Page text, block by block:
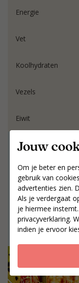
Jouw
Om je beter en
gebruik van
advertenties zien.
Als je verdergaat
je hiermee
privacyverklaring.
indien je ervoor
Energie
Vet
Koolhydraten
Vezels
Eiwit
Samen
resultaat
Samen werken aan
Jouw postcode